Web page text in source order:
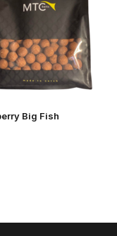
Big Fish